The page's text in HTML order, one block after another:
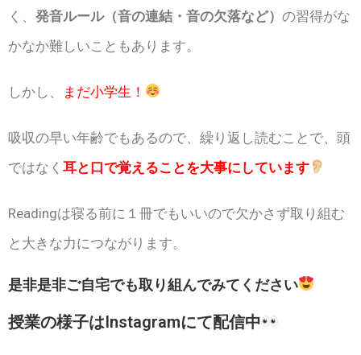
く、 発音ルール（音の連結・音の欠落など） の習得がな
かなか難しいこともあります。
しかし、 まだ小学生！
吸収の早い年齢でもあるので、繰り返し読むことで、頭
ではなく 耳と口で覚えることを大事にしています
Readingは寝る前に１冊でもいいので欠かさず取り組む
と大きな力につながります。
是非是非ご自宅でも取り組んでみてください
授業の様子はInstagramにて配信中